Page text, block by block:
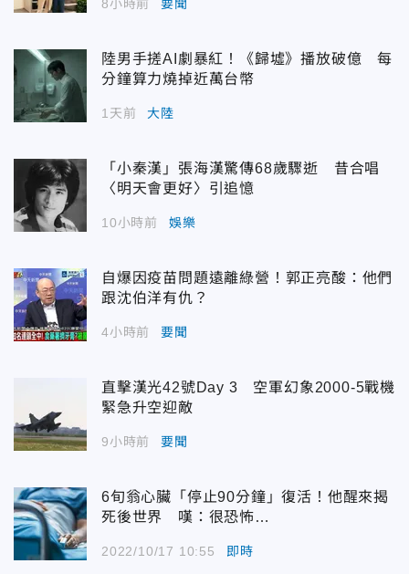
8小時前 要聞
陸男手搓AI劇暴紅！《歸墟》播放破億 每
分鐘算力燒掉近萬台幣
1天前 大陸
「小秦漢」張海漢驚傳68歲驟逝 昔合唱
〈明天會更好〉引追憶
10小時前 娛樂
自爆因疫苗問題遠離綠營！郭正亮酸：他們
跟沈伯洋有仇？
4小時前 要聞
直擊漢光42號Day 3 空軍幻象2000-5戰機
緊急升空迎敵
9小時前 要聞
6旬翁心臟「停止90分鐘」復活！他醒來揭
死後世界 嘆：很恐怖…
2022/10/17 10:55 即時